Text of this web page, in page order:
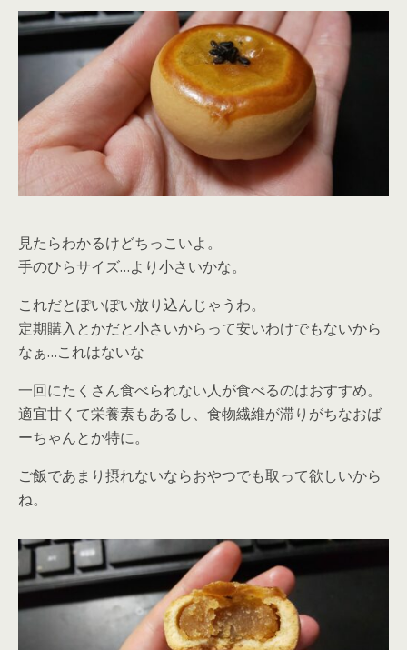
見たらわかるけどちっこいよ。
手のひらサイズ…より小さいかな。
これだとぽいぽい放り込んじゃうわ。
定期購入とかだと小さいからって安いわけでもないから
なぁ…これはないな
一回にたくさん食べられない人が食べるのはおすすめ。
適宜甘くて栄養素もあるし、食物繊維が滞りがちなおば
ーちゃんとか特に。
ご飯であまり摂れないならおやつでも取って欲しいから
ね。